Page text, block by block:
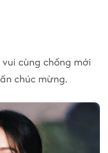
cùng chồng mới
chúc mừng.